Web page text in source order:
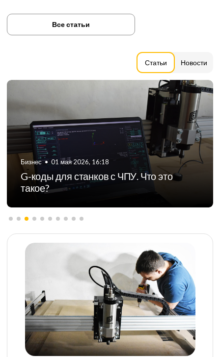
Статьи Новости
Все статьи
Бизнес • 06 августа 2024, 11:21
ТОП-5 российских производителей
фрезерных станков с ЧПУ